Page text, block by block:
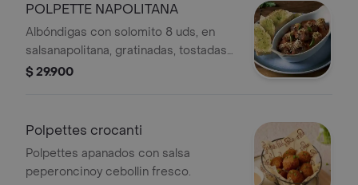
POLPETTE NAPOLITANA
Albóndigas con solomito 8 uds, en
salsanapolitana, gratinadas, tostadas
de panen mantequilla de ajo.
$ 29.900
Polpettes crocanti
Polpettes apanados con salsa
peperoncinoy cebollin fresco.